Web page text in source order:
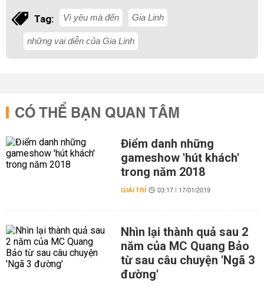
Tag: Vì yêu mà đến Gia Linh
những vai diễn của Gia Linh
CÓ THỂ BẠN QUAN TÂM
Điểm danh những
gameshow 'hút khách'
trong năm 2018
GIẢI TRÍ 03:17 | 17/01/2019
Nhìn lại thành quả sau 2
năm của MC Quang Bảo
từ sau câu chuyện 'Ngã 3
đường'